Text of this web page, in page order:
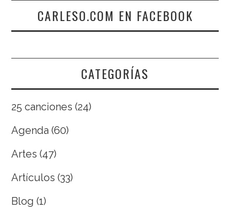
CARLESO.COM EN FACEBOOK
CATEGORÍAS
25 canciones (24)
Agenda (60)
Artes (47)
Artículos (33)
Blog (1)